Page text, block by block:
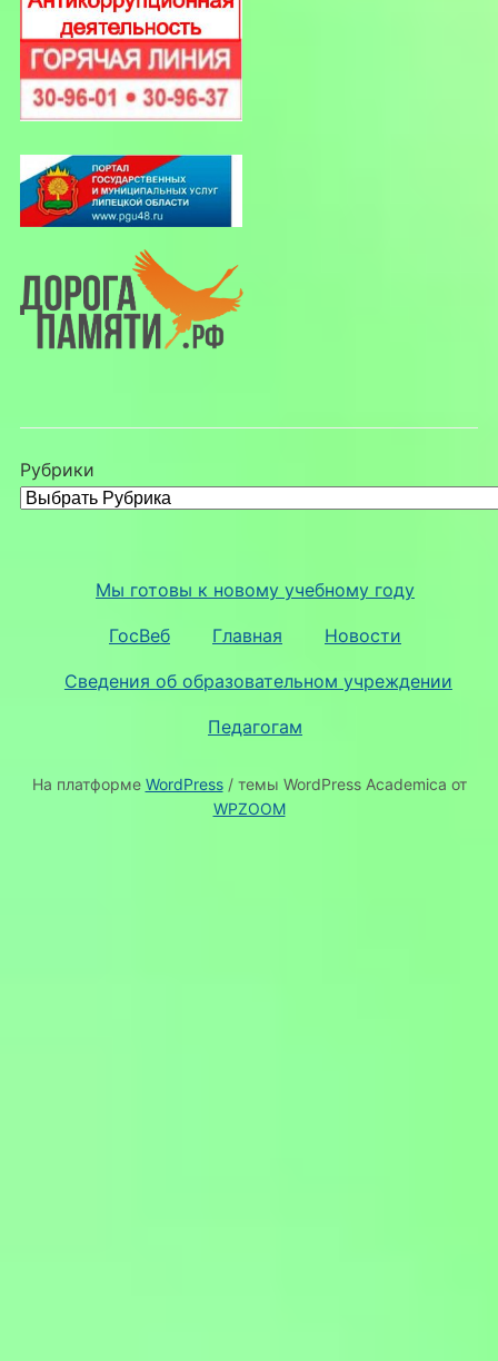
Рубрики
Мы готовы к новому учебному году
ГосВеб Главная Новости
Сведения об образовательном учреждении
Педагогам
На платформе WordPress/ темы WordPress Academica от
WPZOOM